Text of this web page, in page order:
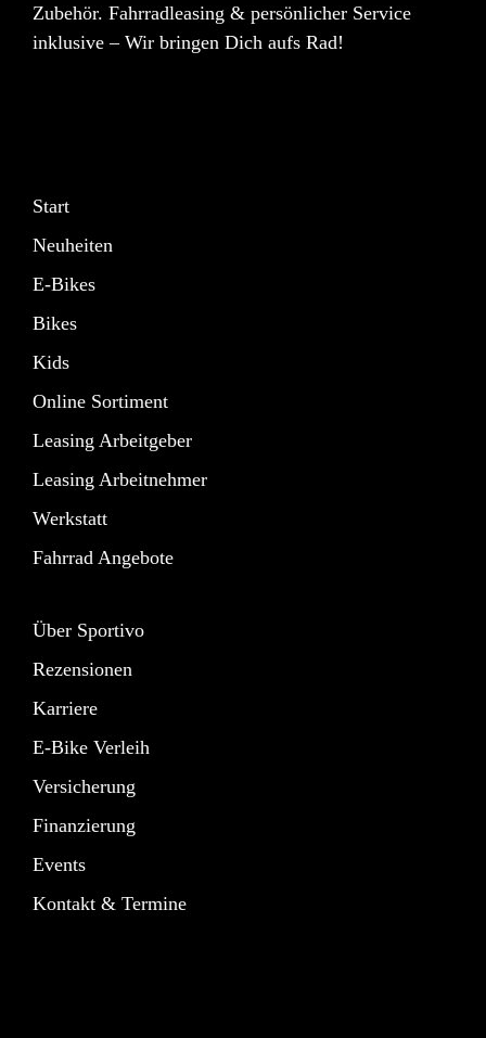
Zubehör. Fahrradleasing & persönlicher Service
inklusive – Wir bringen Dich aufs Rad!
Start
Neuheiten
E-Bikes
Bikes
Kids
Online Sortiment
Leasing Arbeitgeber
Leasing Arbeitnehmer
Werkstatt
Fahrrad Angebote
Über Sportivo
Rezensionen
Karriere
E-Bike Verleih
Versicherung
Finanzierung
Events
Kontakt & Termine